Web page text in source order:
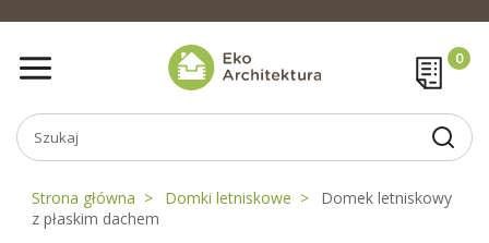
Strona główna Domki letniskowe
Domek letniskowy
z płaskim dachem